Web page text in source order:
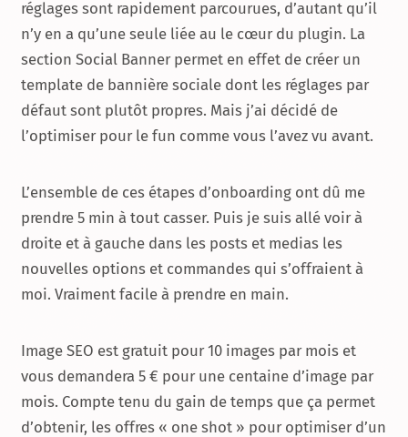
réglages sont rapidement parcourues, d’autant qu’il
n’y en a qu’une seule liée au le cœur du plugin. La
section Social Banner permet en effet de créer un
template de bannière sociale dont les réglages par
défaut sont plutôt propres. Mais j’ai décidé de
l’optimiser pour le fun comme vous l’avez vu avant.
L’ensemble de ces étapes d’onboarding ont dû me
prendre 5 min à tout casser. Puis je suis allé voir à
droite et à gauche dans les posts et medias les
nouvelles options et commandes qui s’offraient à
moi. Vraiment facile à prendre en main.
Image SEO est gratuit pour 10 images par mois et
vous demandera 5 € pour une centaine d’image par
mois. Compte tenu du gain de temps que ça permet
d’obtenir, les offres « one shot » pour optimiser d’un